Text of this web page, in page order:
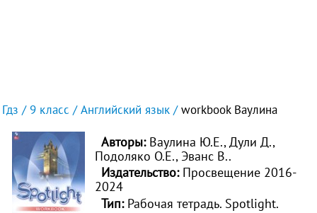
Гдз 9 класс Английский язык workbook Ваулина
Авторы: Ваулина Ю.Е., Дули Д.,
Подоляко О.Е., Эванс В..
Издательство: Просвещение 2016-
2024
Тип:Рабочая тетрадь. Spotlight.